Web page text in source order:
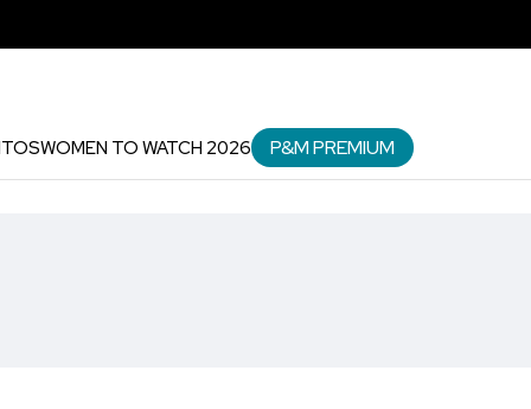
WOMEN TO WATCH 2026 P&M PREMIUM